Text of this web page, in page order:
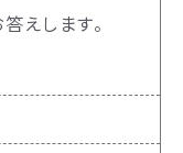
えします。